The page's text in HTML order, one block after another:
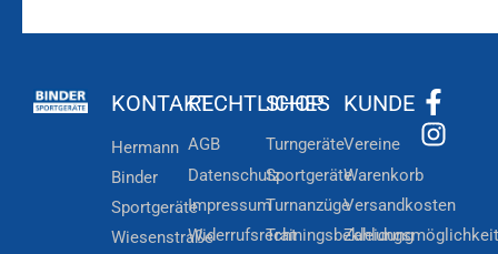
KONTAKT
Hermann
Binder
Sportgeräte
Wiesenstraße
RECHTLICHES
AGB
Datenschutz
Impressum
Widerrufsrecht
SHOP
Turngeräte
Sportgeräte
Turnanzüge
Trainingsbekleidung
KUNDE
Vereine
Warenkorb
Versandkosten